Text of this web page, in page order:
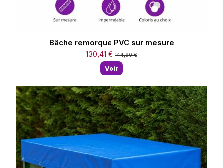
Bâche remorque PVC sur mesure
130,41 € 144,90 €
Voir